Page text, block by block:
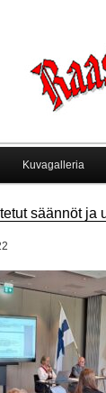
Kuvagalleria
säännöt ja